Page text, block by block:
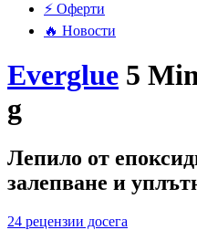
⚡ Оферти
🔥 Новости
Everglue 5
g
Лепило от
залепване и
24 рецензии досега